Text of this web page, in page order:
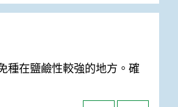
種在鹽鹼性較強的地方。確